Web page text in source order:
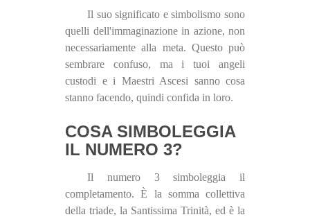
Il suo significato e simbolismo sono
quelli dell'immaginazione in azione, non
necessariamente alla meta. Questo può
sembrare confuso, ma i tuoi angeli
custodi e i Maestri Ascesi sanno cosa
stanno facendo, quindi confida in loro.
COSA SIMBOLEGGIA
IL NUMERO 3?
Il numero 3 simboleggia il
completamento. È la somma collettiva
della triade, la Santissima Trinità, ed è la